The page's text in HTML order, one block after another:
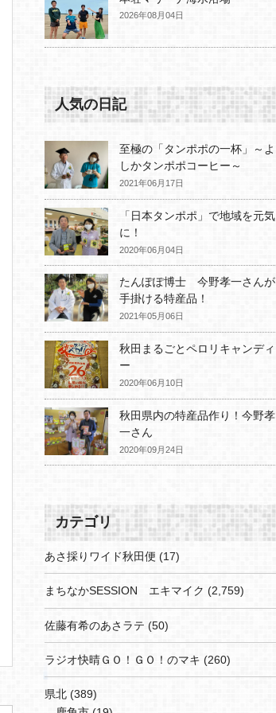
2026年08月04日
人気の日記
至極の「タンポポの一杯」～よ
しかタンポポコーヒー～
2021年06月17日
「日本タンポポ」で地域を元気
に！
2020年06月04日
たんぽぽ博士 今野孝一さんが
手掛ける特産品！
2021年05月06日
秋田まるごとペロリキャンディ
ー
2020年06月10日
秋田県内の特産品作り！今野孝
一さん
2020年09月24日
カテゴリ
あさ採りワイド秋田便 (17)
まちなかSESSION エキマイク (2,759)
佐藤有希のあさラテ (50)
ラジオ快晴ＧＯ！ＧＯ！のマキ (260)
県北 (389)